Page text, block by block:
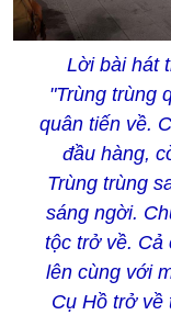
Lời bài hát
"Trùng trùng
quân tiến về.
đầu hàng,
Trùng trùng
sáng ngời.
tộc trở về. Cả
lên cùng với
Cụ Hồ trở về